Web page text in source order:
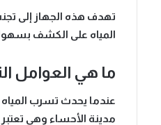
تهدف هذه الجهاز إلى
المياه على الكشف
ما هي العوامل
عندما يحدث تسرب
مدينة الأحساء وهي